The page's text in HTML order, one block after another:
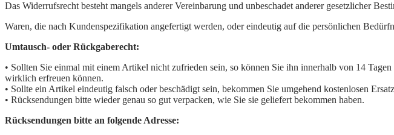
Das Widerrufsrecht besteht mangels anderer Vereinbarung und unbeschadet anderer gesetzlicher
Waren, die nach Kundenspezifikation angefertigt werden, oder eindeutig auf die persönlichen
Umtausch- oder Rückgaberecht:
• Sollten Sie einmal mit einem Artikel nicht zufrieden sein, so können Sie ihn innerhalb von 14
wirklich erfreuen können.
• Sollte ein Artikel eindeutig falsch oder beschädigt sein, bekommen Sie umgehend kostenlosen
• Rücksendungen bitte wieder genau so gut verpacken, wie Sie sie geliefert bekommen haben.
Rücksendungen bitte an folgende Adresse: